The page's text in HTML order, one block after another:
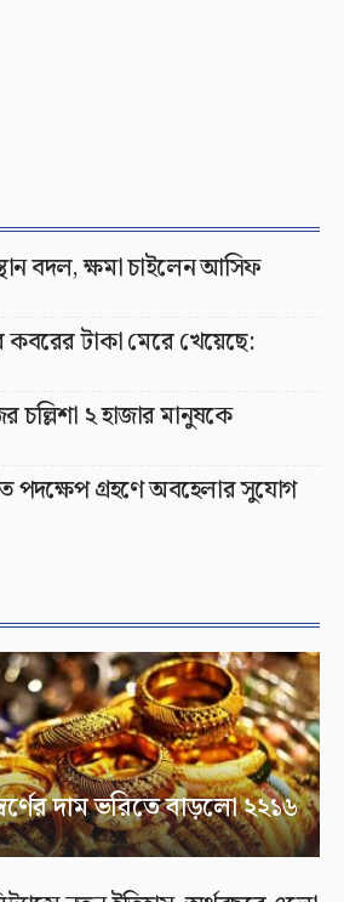
বদল, ক্ষমা চাইলেন আসিফ
কবরের টাকা মেরে খেয়েছে:
চল্লিশা ২ হাজার মানুষকে
পদক্ষেপ গ্রহণে অবহেলার সুযোগ
দাম ভরিতে বাড়লো ২২১৬